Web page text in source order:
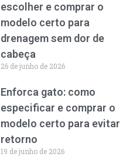
escolher e comprar o
modelo certo para
drenagem sem dor de
cabeça
26 de junho de 2026
Enforca gato: como
especificar e comprar o
modelo certo para evitar
retorno
19 de junho de 2026